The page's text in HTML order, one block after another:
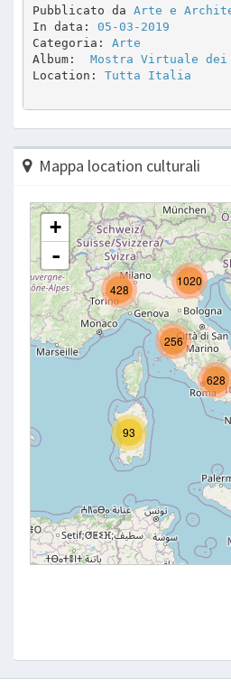
Pubblicato da Arte e
In data: 05-03-2019
Categoria: Arte
Album:
Mostra Virtuale dei
Location: Tutta Italia
Mappa location culturali